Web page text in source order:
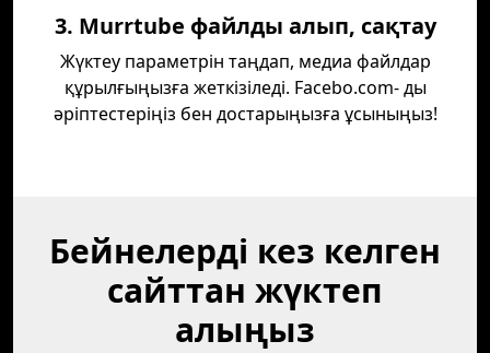
3. Murrtube файлды алып, сақтау
Жүктеу параметрін таңдап, медиа файлдар
құрылғыңызға жеткізіледі. Facebo.com- ды
әріптестеріңіз бен достарыңызға ұсыныңыз!
Бейнелерді кез келген
сайттан жүктеп
алыңыз